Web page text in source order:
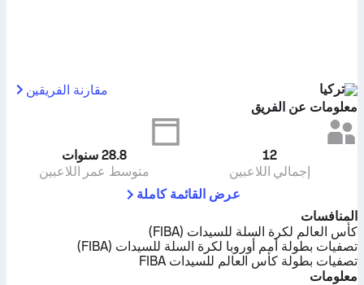
تركيا
مقارنة الفريقين
معلومات عن الفريق
12
إجمالي اللاعبين
28.8 سنوات
متوسط عمر اللاعبين
عرض القائمة كاملة
المنافسات
كأس العالم لكرة السلة للسيدات (FIBA)
تصفيات بطولة أمم أوروبا لكرة السلة للسيدات (FIBA)
تصفيات بطولة كأس العالم للسيدات FIBA
معلومات